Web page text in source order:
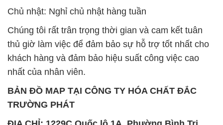
Chủ nhật: Nghỉ chủ nhật hàng tuần
Chúng tôi rất trân trọng thời gian và cam kết tuân
thủ giờ làm việc để đảm bảo sự hỗ trợ tốt nhất cho
khách hàng và đảm bảo hiệu suất công việc cao
nhất của nhân viên.
BẢN ĐỒ MAP TẠI CÔNG TY HÓA CHẤT ĐẮC
TRƯỜNG PHÁT